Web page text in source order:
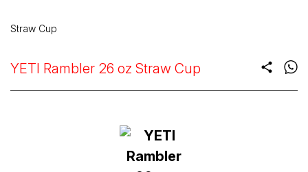
Straw Cup
YETI Rambler 26 oz Straw Cup share